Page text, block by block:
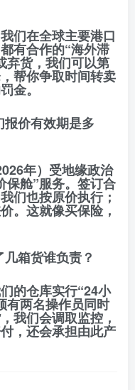
们在全球主要港口
有合作的“海外滞
弃货，我们可以第
帮你争取时间转卖
金。
价有效期是多
年）受地缘政治
保舱”服务。签订合
们也按原价执行；
。这就像买保险，
箱货谁负责？
的仓库实行“24小
有两名操作员同时
我们会调取监控，
，还会承担由此产